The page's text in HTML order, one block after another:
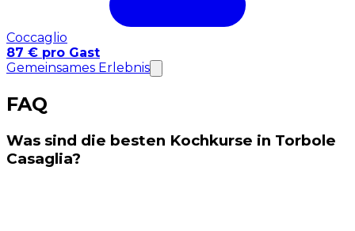
Coccaglio
87 € pro Gast
Gemeinsames Erlebnis
FAQ
Was sind die besten Kochkurse in Torbole
Casaglia?